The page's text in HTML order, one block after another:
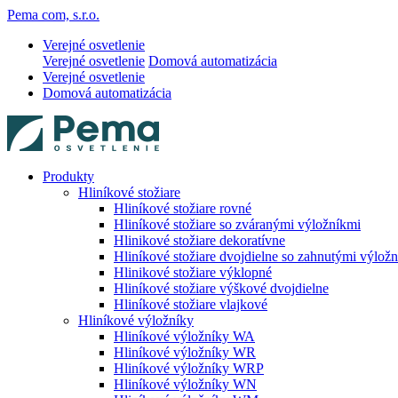
Pema com, s.r.o.
Verejné osvetlenie
Verejné osvetlenie Domová automatizácia
Verejné osvetlenie
Domová automatizácia
Produkty
Hliníkové stožiare
Hliníkové stožiare rovné
Hliníkové stožiare so zváranými výložníkmi
Hlinikové stožiare dekoratívne
Hliníkové stožiare dvojdielne so zahnutými
Hlinikové stožiare výklopné
Hliníkové stožiare výškové dvojdielne
Hliníkové stožiare vlajkové
Hliníkové výložníky
Hliníkové výložníky WA
Hliníkové výložníky WR
Hliníkové výložníky WRP
Hliníkové výložníky WN